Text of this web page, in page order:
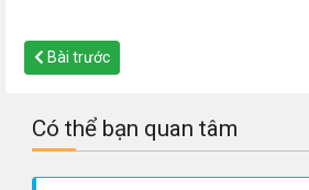
Bài trước
Có thể bạn quan tâm